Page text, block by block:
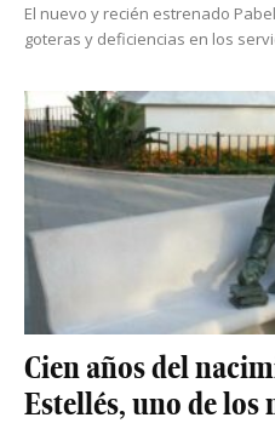
El nuevo y recién estrenado
goteras y deficiencias en los
Cien años del
Estellés, uno de los